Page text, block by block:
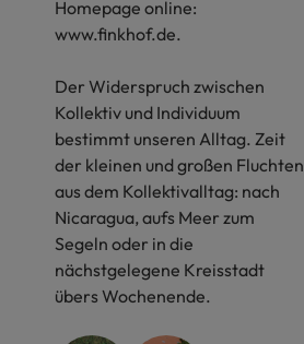
Homepage online:
www.finkhof.de.
Der Widerspruch zwischen
Kollektiv und Individuum
bestimmt unseren Alltag. Zeit
der kleinen und großen Fluchten
aus dem Kollektivalltag: nach
Nicaragua, aufs Meer zum
Segeln oder in die
nächstgelegene Kreisstadt
übers Wochenende.